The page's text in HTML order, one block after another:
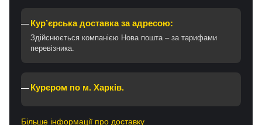
Кур’єрська доставка за адресою:
Здійснюється компанією Нова пошта – за тарифами
перевізника.
Курєром по м. Харків.
Більше інформації про доставку